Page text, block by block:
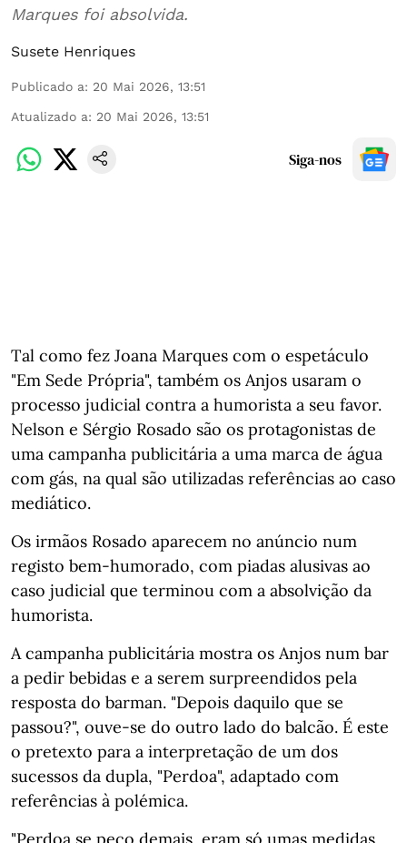
Marques foi absolvida.
Susete Henriques
Publicado a: 20 Mai 2026, 13:51
Atualizado a: 20 Mai 2026, 13:51
Siga-nos
Tal como fez Joana Marques com o espetáculo
"Em Sede Própria", também os Anjos usaram o
processo judicial contra a humorista a seu favor.
Nelson e Sérgio Rosado são os protagonistas de
uma campanha publicitária a uma marca de água
com gás, na qual são utilizadas referências ao caso
mediático.
Os irmãos Rosado aparecem no anúncio num
registo bem-humorado, com piadas alusivas ao
caso judicial que terminou com a absolvição da
humorista.
A campanha publicitária mostra os Anjos num bar
a pedir bebidas e a serem surpreendidos pela
resposta do barman. "Depois daquilo que se
passou?", ouve-se do outro lado do balcão. É este
o pretexto para a interpretação de um dos
sucessos da dupla, "Perdoa", adaptado com
referências à polémica.
"Perdoa se peço demais, eram só umas medidas